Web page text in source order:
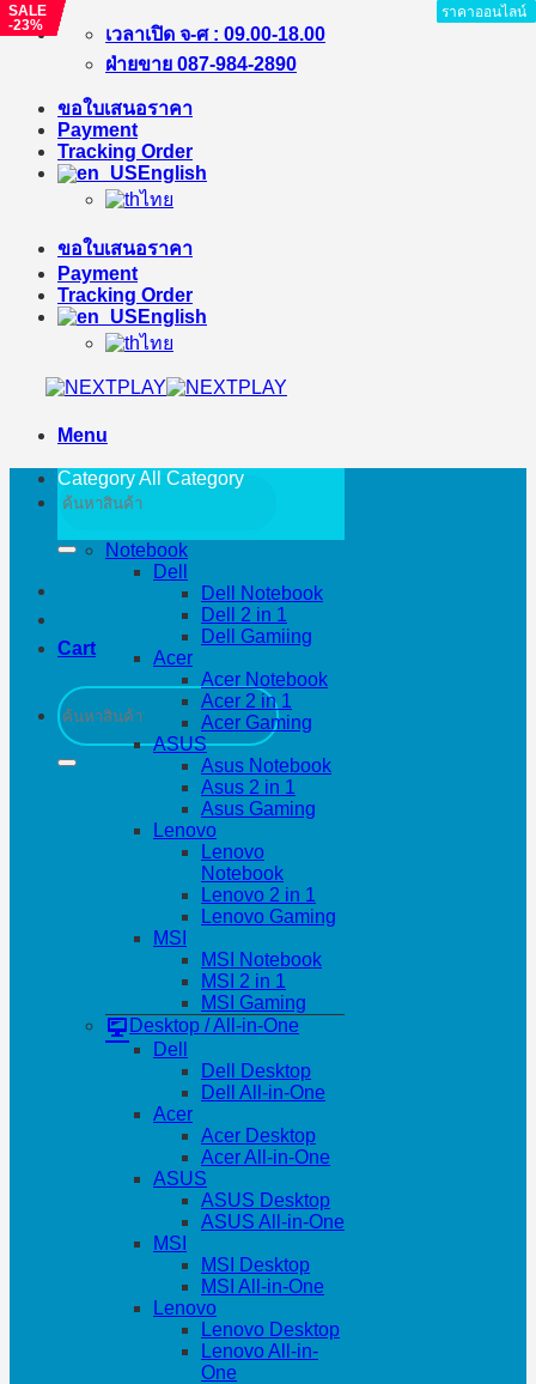
Skip
เวลาเปิด จ-ศ : 09.00-18.00
ฝ่ายขาย 087-984-2890
ขอใบเสนอราคา
Payment
Tracking Order
English
ไทย
ขอใบเสนอราคา
Payment
Tracking Order
English
ไทย
Menu
Search
for:
Cart
Search
for:
Category All Category
Notebook
Dell
Dell Notebook
Dell 2 in 1
Dell Gamiing
Acer
Acer Notebook
Acer 2 in 1
Acer Gaming
ASUS
Asus Notebook
Asus 2 in 1
Asus Gaming
Lenovo
Lenovo
Notebook
Lenovo 2 in 1
Lenovo Gaming
MSI
MSI Notebook
MSI 2 in 1
MSI Gaming
Desktop / All-in-One
Dell
Dell Desktop
Dell All-in-One
Acer
Acer Desktop
Acer All-in-One
ASUS
ASUS Desktop
ASUS All-in-One
MSI
MSI Desktop
MSI All-in-One
Lenovo
Lenovo Desktop
Lenovo All-in-
One
ราคาออนไลน์
ราคาออนไลน์
SALE
-9%
ราคาออนไลน์
SALE
-4%
ราคาออนไลน์
ราคาออนไลน์
SALE
-9%
ราคาออนไลน์
SALE
-11%
ราคาออนไลน์
SALE
-9%
SALE
-11%
ราคาออนไลน์
SALE
-23%